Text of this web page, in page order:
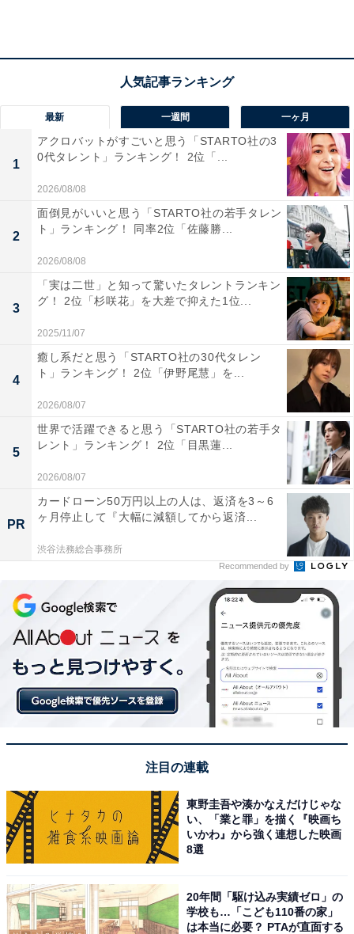
名古屋市昭和区に位置する「御器所駅」。名古屋駅まで
乗り換えずに約15分という距離にあります。周辺は大学
や高校が集まる文教地区として知られており、「教育環
境が充実している」が街の魅力として高評価を獲得。学
生が多く、街全体の治安が比較的良いようです。
1位「覚王山駅(地下鉄東山線)」
「覚王山駅」は、名古屋市千種区に位置しています。地
下鉄東山線が利用できるため、名古屋駅や栄駅に直通で
アクセス可能。周辺には覚王山日泰寺があり、その参道
にある覚王山商店街も魅力の1つ。本山方面の丘陵地
は、閑静な住宅街として知られています。
＞10位までの全ランキング結果を見る
【おすすめ記事】
【国勢調査2020】愛知県で人口が減ったのは…？3位
「南知多町」2位「設楽町」1位は…？
・
50代が選ぶ「移住したい都道府県」ランキング！ 3位
「群馬県」、2位「山梨県」、1位は？
・
「全国住みたい街」ランキング！ 3位「福岡県 福岡
最新 一週間 一ヶ月
1
アクロバットがすごいと思う「STARTO社の3
0代タレント」ランキング！ 2位「...
2026/08/08
2
面倒見がいいと思う「STARTO社の若手タレン
ト」ランキング！ 同率2位「佐藤勝...
2026/08/08
3
「実は二世」と知って驚いたタレントランキン
グ！ 2位「杉咲花」を大差で抑えた1位...
2025/11/07
4
癒し系だと思う「STARTO社の30代タレン
ト」ランキング！ 2位「伊野尾慧」を...
2026/08/07
5
世界で活躍できると思う「STARTO社の若手タ
レント」ランキング！ 2位「目黒蓮...
2026/08/07
PR
カードローン50万円以上の人は、返済を3～6
ヶ月停止して『大幅に減額してから返済...
渋谷法務総合事務所
Recommended by
注目の連載
東野圭吾や湊かなえだけじゃな
い、「業と罪」を描く『映画ち
いかわ』から強く連想した映画
8選
20年間「駆け込み実績ゼロ」の
学校も…「こども110番の家」
は本当に必要？ PTAが直面する